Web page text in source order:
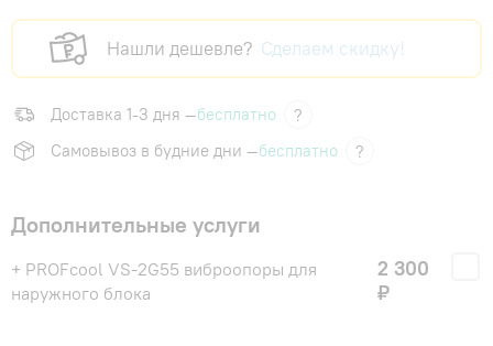
Нашли дешевле? Сделаем скидку!
Доставка 1-3 дня —бесплатно
?
Самовывоз в будние дни —бесплатно ?
Дополнительные услуги
+ PROFcool VS-2G55 виброопоры для
наружного блока
2 300
₽